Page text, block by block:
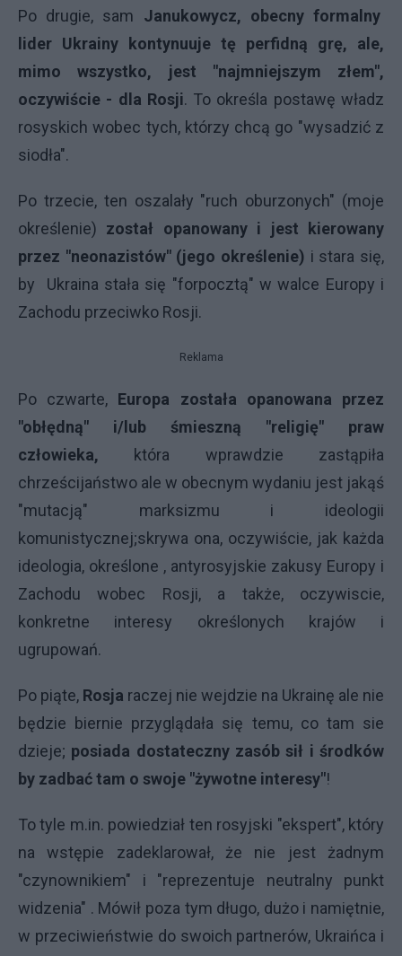
Po drugie, sam Janukowycz, obecny formalny
lider Ukrainy kontynuuje tę perfidną grę, ale,
mimo wszystko, jest "najmniejszym złem",
oczywiście - dla Rosji. To określa postawę władz
rosyskich wobec tych, którzy chcą go "wysadzić z
siodła".
Po trzecie, ten oszalały "ruch oburzonych" (moje
określenie) został opanowany i jest kierowany
przez "neonazistów" (jego określenie) i stara się,
by Ukraina stała się "forpocztą" w walce Europy i
Zachodu przeciwko Rosji.
Reklama
Po czwarte, Europa została opanowana przez
"obłędną" i/lub śmieszną "religię" praw
człowieka, która wprawdzie zastąpiła
chrześcijaństwo ale w obecnym wydaniu jest jakąś
"mutacją" marksizmu i ideologii
komunistycznej;skrywa ona, oczywiście, jak każda
ideologia, określone , antyrosyjskie zakusy Europy i
Zachodu wobec Rosji, a także, oczywiscie,
konkretne interesy określonych krajów i
ugrupowań.
Po piąte, Rosja raczej nie wejdzie na Ukrainę ale nie
będzie biernie przyglądała się temu, co tam sie
dzieje; posiada dostateczny zasób sił i środków
by zadbać tam o swoje "żywotne interesy"!
To tyle m.in. powiedział ten rosyjski "ekspert", który
na wstępie zadeklarował, że nie jest żadnym
"czynownikiem" i "reprezentuje neutralny punkt
widzenia" . Mówił poza tym długo, dużo i namiętnie,
w przeciwieństwie do swoich partnerów, Ukraińca i